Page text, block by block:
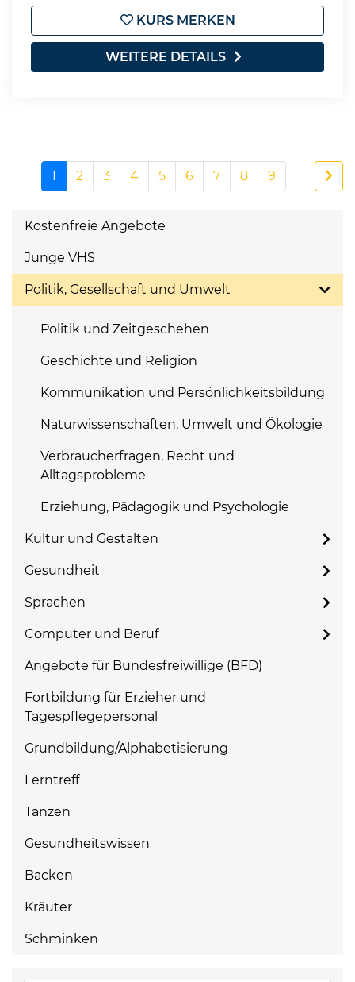
KURS MERKEN
WEITERE DETAILS
1 2 3 4 5 6 7 8 9
Kostenfreie Angebote
Junge VHS
Politik, Gesellschaft und Umwelt
Politik und Zeitgeschehen
Geschichte und Religion
Kommunikation und Persönlichkeitsbildung
Naturwissenschaften, Umwelt und Ökologie
Verbraucherfragen, Recht und
Alltagsprobleme
Erziehung, Pädagogik und Psychologie
Kultur und Gestalten
Gesundheit
Sprachen
Computer und Beruf
Angebote für Bundesfreiwillige (BFD)
Fortbildung für Erzieher und
Tagespflegepersonal
Grundbildung/Alphabetisierung
Lerntreff
Tanzen
Gesundheitswissen
Backen
Kräuter
Schminken